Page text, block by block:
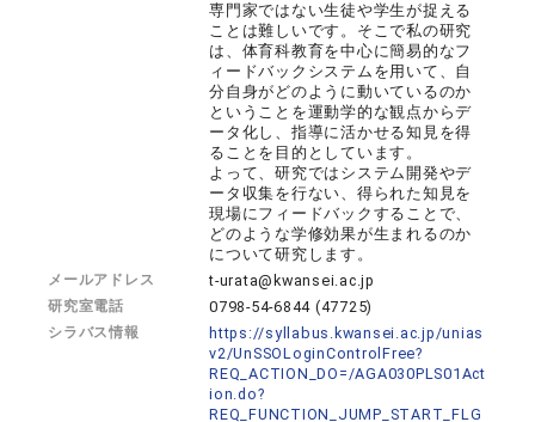
専門家ではない生徒や学生が捉える
ことは難しいです。そこで私の研究
は、体育科教育を中心に簡易的なフ
ィードバックシステムを用いて、自
分自身がどのように動いているのか
ということを運動学的な観点からデ
ータ化し、指導に活かせる知見を得
ることを目的としています。
よって、研究ではシステム開発やデ
ータ収集を行ない、得られた知見を
現場にフィードバックすることで、
どのような学修効果が生まれるのか
について研究します。
メールアドレス t-urata@kwansei.ac.jp
研究室電話 0798-54-6844 (47725)
シラバス情報
https://syllabus.kwansei.ac.jp/unias
v2/UnSSOLoginControlFree?
REQ_ACTION_DO=/AGA030PLS01Act
ion.do?
REQ_FUNCTION_JUMP_START_FLG